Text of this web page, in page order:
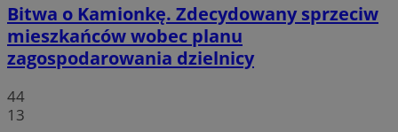
Bitwa o Kamionkę. Zdecydowany sprzeciw
mieszkańców wobec planu
zagospodarowania dzielnicy
44
13